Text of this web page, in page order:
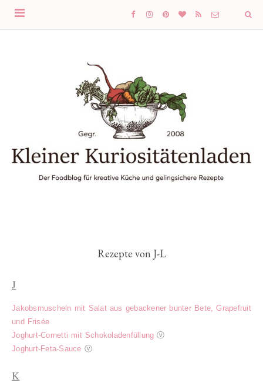
Rezepte von J-L
J
Jakobsmuscheln mit Salat aus gebackener bunter Bete, Grapefruit
und Frisée
Joghurt-Cornetti mit Schokoladenfüllung ⓥ
Joghurt-Feta-Sauce ⓥ
K